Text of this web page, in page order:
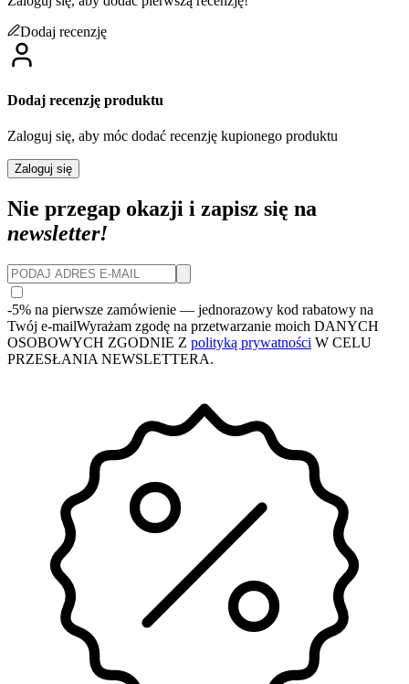
Dodaj recenzję
Dodaj recenzję produktu
Zaloguj się, aby móc dodać recenzję kupionego produktu
Zaloguj się
Nie przegap okazji i zapisz się na
newsletter!
-5% na pierwsze zamówienie — jednorazowy kod rabatowy na
Twój e-mailWyrażam zgodę na przetwarzanie moich DANYCH
OSOBOWYCH ZGODNIE Z polityką prywatności W CELU
PRZESŁANIA NEWSLETTERA.